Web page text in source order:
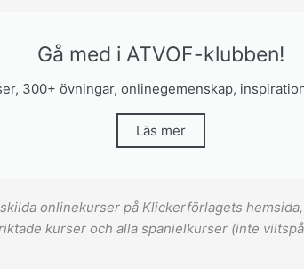
Gå med i ATVOF-klubben!
300+ övningar, onlinegemenskap,
Läs mer
onlinekurser på Klickerförlagets
kurser och alla spanielkurser (inte